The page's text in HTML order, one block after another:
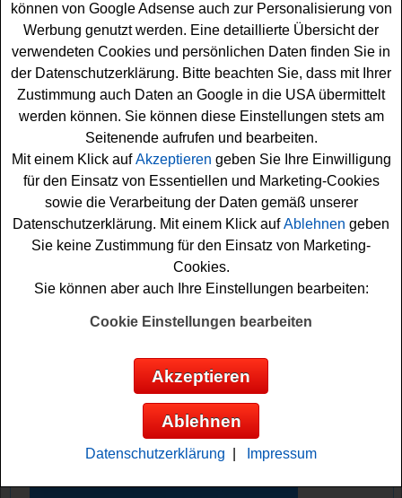
Wer gern eine tolle Espressomaschine gewinnen
möchte, sollte sich dieses kostenlose Ibis Backwaren
Gewinnspiel unbedingt genauer anschauen. Zum
Kinostart von Bella Roma verlost Ibis Backwaren eine
tolle Espressomaschine. Zusätzlich warten noch zehn
leckere Produktpaketeauf glückliche Gewinner.
Falls Sie an dem Gewinnspiel von Ibis Backwaren gratis
teilnehmen möchten, müssen Sie nur kurz das kleine
Formular ausfüllen. Vielleicht haben Sie ja Glück und
können die tolle Espressomaschine gewinnen? Viel
Erfolg!
Espressomaschine und 10 Produktpakete
Anzeige:
können von Google Adsense auch zur Personalisierung von
Werbung genutzt werden. Eine detaillierte Übersicht der
verwendeten Cookies und persönlichen Daten finden Sie in
der Datenschutzerklärung. Bitte beachten Sie, dass mit Ihrer
Zustimmung auch Daten an Google in die USA übermittelt
werden können. Sie können diese Einstellungen stets am
Seitenende aufrufen und bearbeiten.
Mit einem Klick aufAkzeptieren geben Sie Ihre Einwilligung
für den Einsatz von Essentiellen und Marketing-Cookies
sowie die Verarbeitung der Daten gemäß unserer
Datenschutzerklärung. Mit einem Klick aufAblehnen geben
Sie keine Zustimmung für den Einsatz von Marketing-
Cookies.
Sie können aber auch Ihre Einstellungen bearbeiten:
Cookie Einstellungen bearbeiten
Akzeptieren
Ablehnen
Datenschutzerklärung Impressum